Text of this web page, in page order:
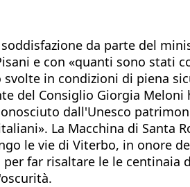
da parte del
e con «quanti sono stati
in condizioni di piena
del Consiglio Giorgia
dall'Unesco
La Macchina di Santa
le vie di Viterbo, in onore
far risaltare le le